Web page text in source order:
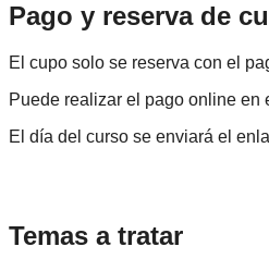
Pago y reserva de
El cupo solo se reserva con el
Puede realizar el pago online en
El día del curso se enviará el
Temas a tratar